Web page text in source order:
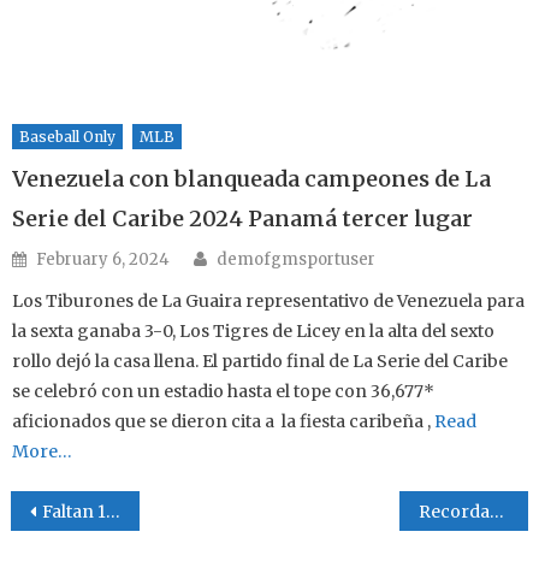
Baseball Only MLB
Venezuela con blanqueada campeones de La
Serie del Caribe 2024 Panamá tercer lugar
Posted on
February 6, 2024 Author
demofgmsportuser
Los Tiburones de La Guaira representativo de Venezuela para
la sexta ganaba 3-0, Los Tigres de Licey en la alta del sexto
rollo dejó la casa llena. El partido final de La Serie del Caribe
se celebró con un estadio hasta el tope con 36,677*
aficionados que se dieron cita a la fiesta caribeña , Read
More…
Post navigation
Faltan 12 días para El 4 Pilares de Palaú y hoy hablamos de Quién es Quién Recordando La Historia Astros Campeón del 4 Pilares 2024 le ganó a Los Tuzos de San Antonio